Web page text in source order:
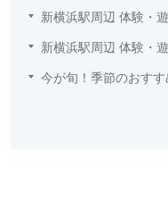
新横浜駅周辺 体験・
新横浜駅周辺 体験・
今が旬！季節のおす